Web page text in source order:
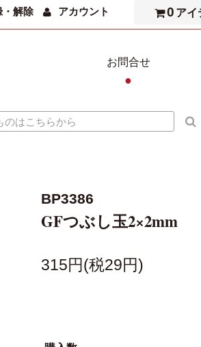
・解除 アカウント 0 アイ
お問合せ
●
BP3386
GFつぶし玉2×2mm
315円(税29円)